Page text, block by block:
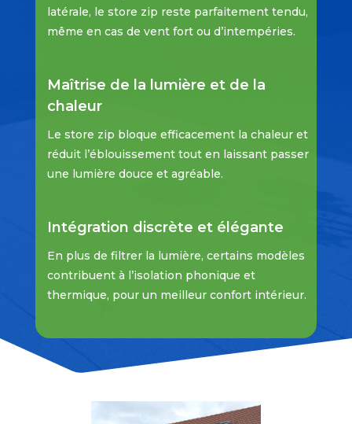
latérale, le store zip reste parfaitement tendu,
même en cas de vent fort ou d’intempéries.
Maîtrise de la lumière et de la
chaleur
Le store zip bloque efficacement la chaleur et
réduit l’éblouissement tout en laissant passer
une lumière douce et agréable.
Intégration discrète et élégante
En plus de filtrer la lumière, certains modèles
contribuent à l’isolation phonique et
thermique, pour un meilleur confort intérieur.